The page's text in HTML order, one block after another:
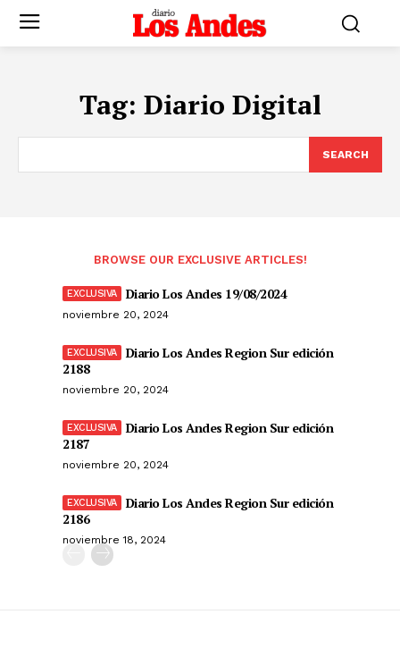
Tag: Diario Digital
SEARCH
BROWSE OUR EXCLUSIVE ARTICLES!
Diario Los Andes 19/08/2024
noviembre 20, 2024
Diario Los Andes Region Sur edición
2188
noviembre 20, 2024
Diario Los Andes Region Sur edición
2187
noviembre 20, 2024
Diario Los Andes Region Sur edición
2186
noviembre 18, 2024